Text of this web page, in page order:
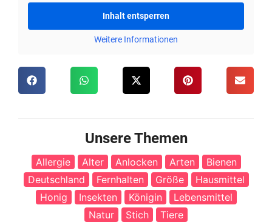
Inhalt entsperren
Weitere Informationen
Unsere Themen
Allergie Alter Anlocken Arten
Bienen
Deutschland
Fernhalten Größe
Hausmittel
Honig
Insekten Königin
Lebensmittel
Natur
Stich Tiere